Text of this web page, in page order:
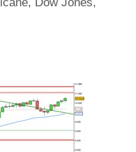
, Dow Jones,